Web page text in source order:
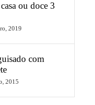
ou doce 3
2019
com
2015